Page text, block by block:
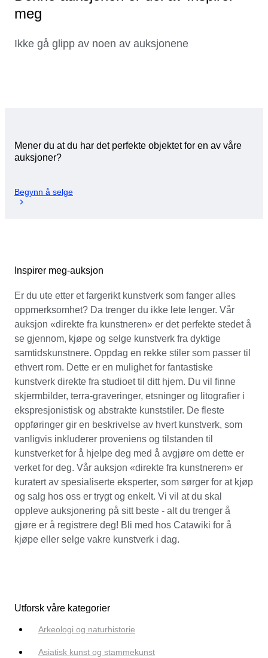
meg
Ikke gå glipp av noen av auksjonene
Mener du at du har det perfekte objektet for en av våre
auksjoner?
Begynn å selge
Inspirer meg-auksjon
Er du ute etter et fargerikt kunstverk som fanger alles
oppmerksomhet? Da trenger du ikke lete lenger. Vår
auksjon «direkte fra kunstneren» er det perfekte stedet å
se gjennom, kjøpe og selge kunstverk fra dyktige
samtidskunstnere. Oppdag en rekke stiler som passer til
ethvert rom. Dette er en mulighet for fantastiske
kunstverk direkte fra studioet til ditt hjem. Du vil finne
skjermbilder, terra-graveringer, etsninger og litografier i
ekspresjonistisk og abstrakte kunststiler. De fleste
oppføringer gir en beskrivelse av hvert kunstverk, som
vanligvis inkluderer proveniens og tilstanden til
kunstverket for å hjelpe deg med å avgjøre om dette er
verket for deg. Vår auksjon «direkte fra kunstneren» er
kuratert av spesialiserte eksperter, som sørger for at kjøp
og salg hos oss er trygt og enkelt. Vi vil at du skal
oppleve auksjonering på sitt beste - alt du trenger å
gjøre er å registrere deg! Bli med hos Catawiki for å
kjøpe eller selge vakre kunstverk i dag.
Utforsk våre kategorier
Arkeologi og naturhistorie
Asiatisk kunst og stammekunst